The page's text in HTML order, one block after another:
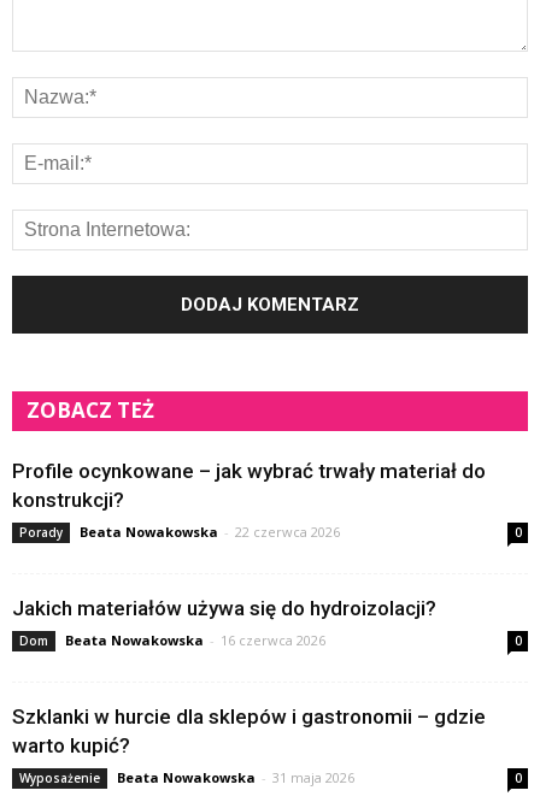
ZOBACZ TEŻ
Profile ocynkowane – jak wybrać trwały materiał do
konstrukcji?
Porady Beata Nowakowska - 22 czerwca 2026 0
Jakich materiałów używa się do hydroizolacji?
Dom Beata Nowakowska - 16 czerwca 2026 0
Szklanki w hurcie dla sklepów i gastronomii – gdzie
warto kupić?
Wyposażenie Beata Nowakowska - 31 maja 2026 0